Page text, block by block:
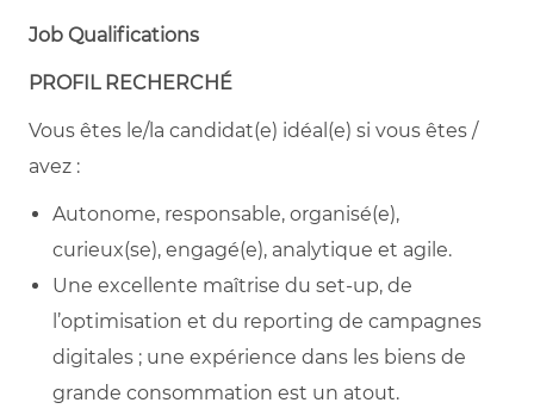
Job Qualifications
PROFIL RECHERCHÉ
Vous êtes le/la candidat(e) idéal(e) si vous êtes /
avez :
Autonome, responsable, organisé(e),
curieux(se), engagé(e), analytique et agile.
Une excellente maîtrise du set-up, de
l’optimisation et du reporting de campagnes
digitales ; une expérience dans les biens de
grande consommation est un atout.